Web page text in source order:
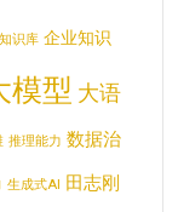
识库 企业知识
模型 大语
推理能力 数据治
生成式AI 田志刚